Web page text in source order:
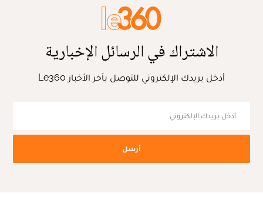
الاشتراك في الرسائل الإخبارية
أدخل بريدك الإلكتروني للتوصل بآخر الأخبار Le360
أرسل